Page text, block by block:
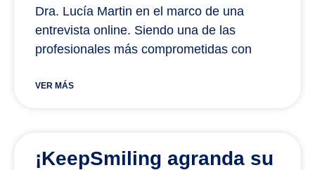
Dra. Lucía Martin en el marco de una
entrevista online. Siendo una de las
profesionales más comprometidas con
VER MÁS
¡KeepSmiling agranda su